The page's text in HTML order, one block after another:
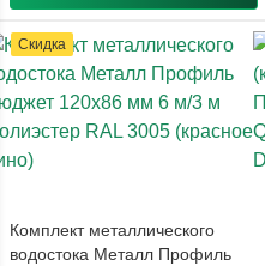
Скидка
Комплект металлического
водостока Металл Профиль